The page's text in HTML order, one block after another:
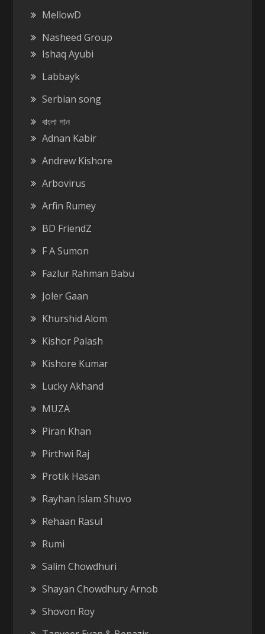
MellowD
Nasheed Group
Ishaq Ayubi
Labbayk
Serbian song
বাংলা গান
Adnan Kabir
Andrew Kishore
Arbovirus
Arfin Rumey
BD FriendZ
F A Sumon
Fazlur Rahman Babu
Joler Gaan
Khurshid Alom
Kishor Palash
Kishore Kumar
Lucky Akhand
MUZA
Piran Khan
Pirthwi Raj
Protik Hasan
Rayhan Islam Shuvo
Rehaan Rasul
Rumi
Salim Chowdhuri
Shayan Chowdhury Arnob
Shovon Roy